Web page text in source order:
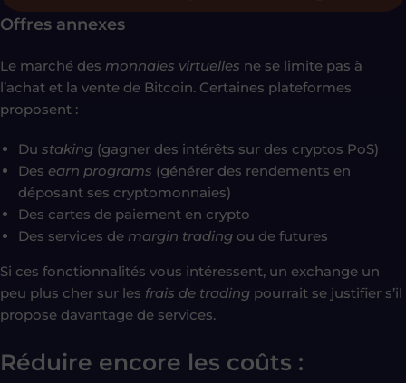
Offres annexes
Le marché des monnaies virtuelles ne se limite pas à
l’achat et la vente de Bitcoin. Certaines plateformes
proposent :
Du staking (gagner des intérêts sur des cryptos PoS)
Des earn programs (générer des rendements en
déposant ses cryptomonnaies)
Des cartes de paiement en crypto
Des services de margin trading ou de futures
Si ces fonctionnalités vous intéressent, un exchange un
peu plus cher sur les frais de trading pourrait se justifier s’il
propose davantage de services.
Réduire encore les coûts :